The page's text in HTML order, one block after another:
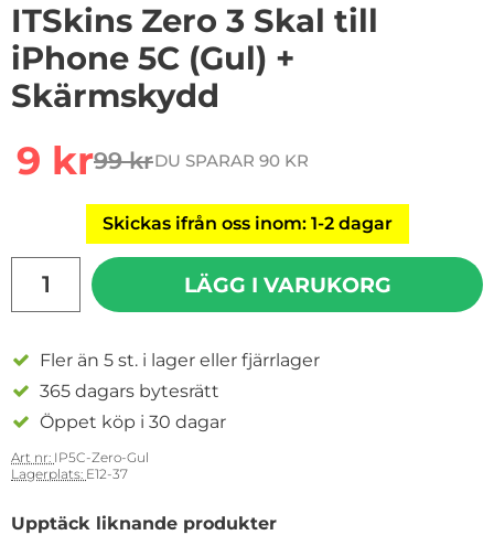
ITSkins Zero 3 Skal till
iPhone 5C (Gul) +
Skärmskydd
rea pris
9 krtidigare pris
99 krDU SPARAR 90 KR
Skickas ifrån oss inom: 1-2 dagar
LÄGG I VARUKORG
Fler än 5 st. i lager eller fjärrlager
365 dagars bytesrätt
Öppet köp i 30 dagar
Art nr: IP5C-Zero-Gul
Lagerplats: E12-37
Upptäck liknande produkter